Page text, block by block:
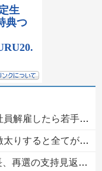
もみんな辞めてしまった…」
と全てが台無しになる
打診か！海外から批判殺到！【海外の反応】